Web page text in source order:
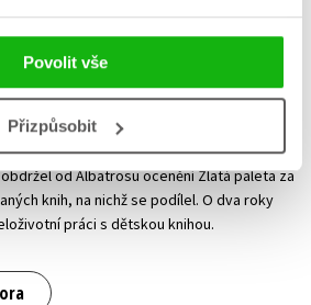
Povolit vše
Přizpůsobit
přivezl hlavní cenu. Právě v 50. letech
řady knih vytvořil i velké množství
ilustrátorskou činnost spojil s
pro které postupně ilustroval několik
od Albatrosu ocenění Zlatá paleta za
knih, na nichž se podílel. O dva roky
práci s dětskou knihou.